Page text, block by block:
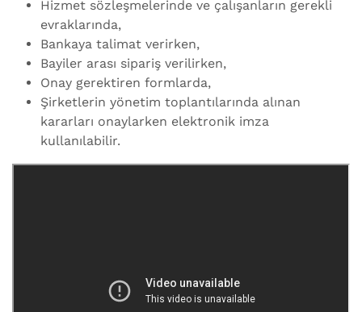
Hizmet sözleşmelerinde ve çalışanların gerekli
evraklarında,
Bankaya talimat verirken,
Bayiler arası sipariş verilirken,
Onay gerektiren formlarda,
Şirketlerin yönetim toplantılarında alınan
kararları onaylarken elektronik imza
kullanılabilir.